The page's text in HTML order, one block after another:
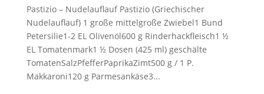
Pastizio – Nudelauflauf Pastizio (Griechischer
Nudelauflauf) 1 große mittelgroße Zwiebel1 Bund
Petersilie1-2 EL Olivenöl600 g Rinderhackfleisch1 ½
EL Tomatenmark1 ½ Dosen (425 ml) geschälte
TomatenSalzPfefferPaprikaZimt500 g / 1 P.
Makkaroni120 g Parmesankäse3...